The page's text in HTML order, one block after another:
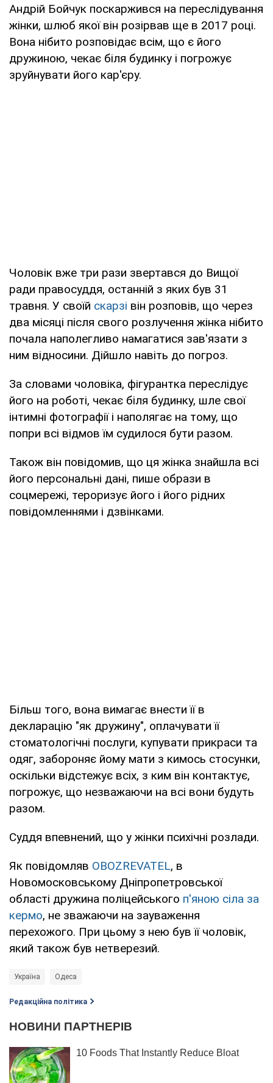
Андрій Бойчук поскаржився на переслідування
жінки, шлюб якої він розірвав ще в 2017 році.
Вона нібито розповідає всім, що є його
дружиною, чекає біля будинку і погрожує
зруйнувати його кар'єру.
Чоловік вже три рази звертався до Вищої
ради правосуддя, останній з яких був 31
травня. У своїй скарзі він розповів, що через
два місяці після свого розлучення жінка нібито
почала наполегливо намагатися зав'язати з
ним відносини. Дійшло навіть до погроз.
За словами чоловіка, фігурантка переслідує
його на роботі, чекає біля будинку, шле свої
інтимні фотографії і наполягає на тому, що
попри всі відмов їм судилося бути разом.
Також він повідомив, що ця жінка знайшла всі
його персональні дані, пише образи в
соцмережі, тероризує його і його рідних
повідомленнями і дзвінками.
Більш того, вона вимагає внести її в
декларацію "як дружину", оплачувати її
стоматологічні послуги, купувати прикраси та
одяг, забороняє йому мати з кимось стосунки,
оскільки відстежує всіх, з ким він контактує,
погрожує, що незважаючи на всі вони будуть
разом.
Суддя впевнений, що у жінки психічні розлади.
Як повідомляв OBOZREVATEL, в
Новомосковському Дніпропетровської
області дружина поліцейського п'яною сіла за
кермо, не зважаючи на зауваження
перехожого. При цьому з нею був її чоловік,
який також був нетверезий.
Україна Одеса
Редакційна політика